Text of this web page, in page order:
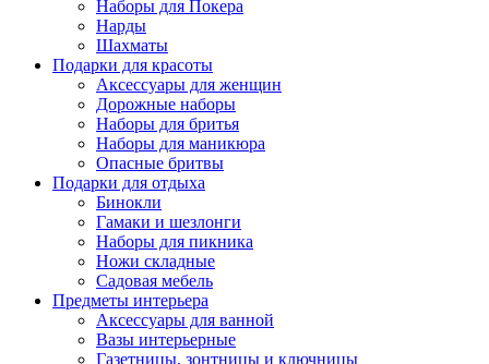
Наборы для Покера
Нарды
Шахматы
Подарки для красоты
Аксессуары для женщин
Дорожные наборы
Наборы для бритья
Наборы для маникюра
Опасные бритвы
Подарки для отдыха
Бинокли
Гамаки и шезлонги
Наборы для пикника
Ножи складные
Садовая мебель
Предметы интерьера
Аксессуары для ванной
Вазы интерьерные
Газетницы, зонтницы и ключницы